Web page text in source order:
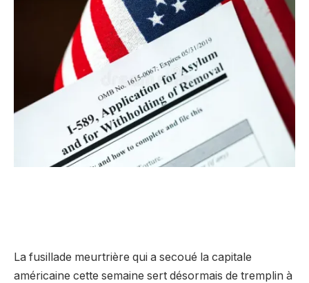
La fusillade meurtrière qui a secoué la capitale
américaine cette semaine sert désormais de tremplin à